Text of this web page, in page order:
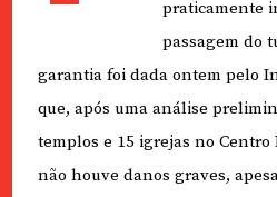
praticamente
passagem do
garantia foi dada ontem pelo
que, após uma análise
templos e 15 igrejas no
não houve danos graves,